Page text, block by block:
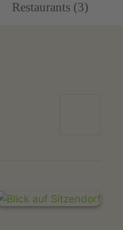
Restaurants (3)